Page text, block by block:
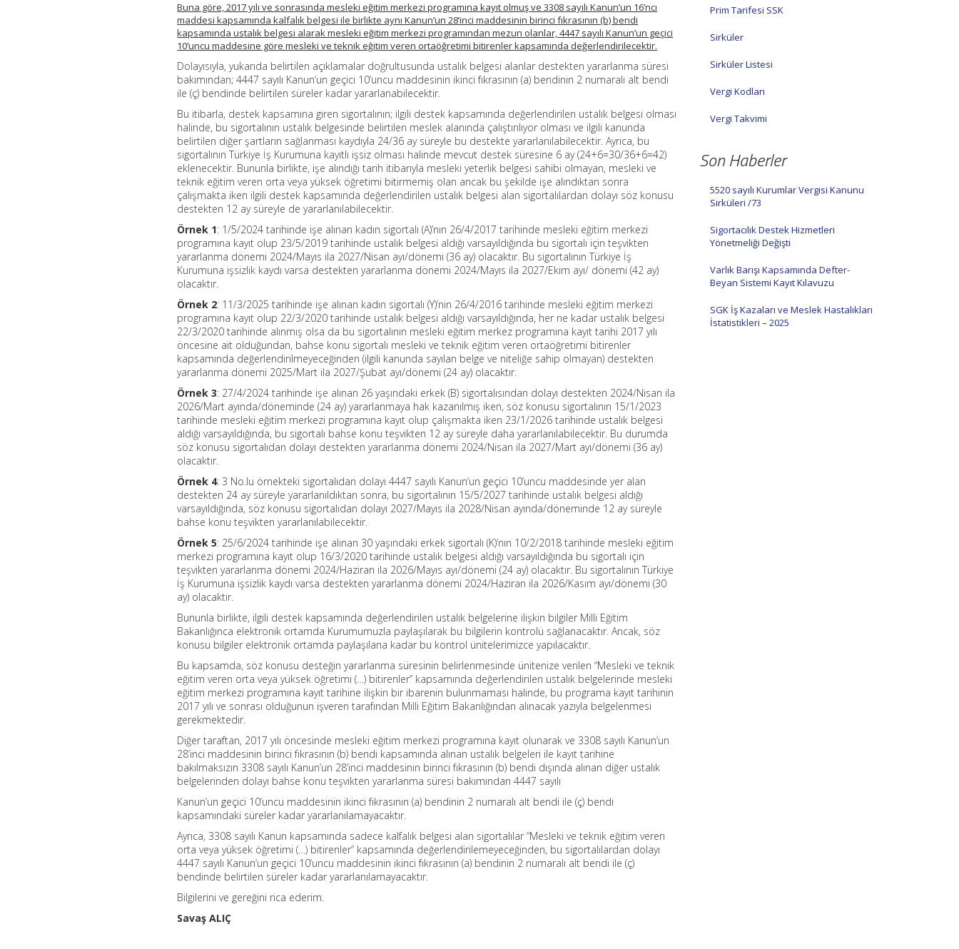
Buna göre, 2017 yılı ve sonrasında mesleki eğitim merkezi programına kayıt olmuş ve 3308 sayılı Kanun’un 16’ncı
maddesi kapsamında kalfalık belgesi ile birlikte aynı Kanun’un 28’inci maddesinin birinci fıkrasının (b) bendi
kapsamında ustalık belgesi alarak mesleki eğitim merkezi programından mezun olanlar, 4447 sayılı Kanun’un geçici
10’uncu maddesine göre mesleki ve teknik eğitim veren ortaöğretimi bitirenler kapsamında değerlendirilecektir.
Dolayısıyla, yukarıda belirtilen açıklamalar doğrultusunda ustalık belgesi alanlar destekten yararlanma süresi
bakımından; 4447 sayılı Kanun’un geçici 10’uncu maddesinin ikinci fıkrasının (a) bendinin 2 numaralı alt bendi
ile (ç) bendinde belirtilen süreler kadar yararlanabilecektir.
Bu itibarla, destek kapsamına giren sigortalının; ilgili destek kapsamında değerlendirilen ustalık belgesi olması
halinde, bu sigortalının ustalık belgesinde belirtilen meslek alanında çalıştırılıyor olması ve ilgili kanunda
belirtilen diğer şartların sağlanması kaydıyla 24/36 ay süreyle bu destekte yararlanılabilecektir. Ayrıca, bu
sigortalının Türkiye İş Kurumuna kayıtlı işsiz olması halinde mevcut destek süresine 6 ay (24+6=30/36+6=42)
eklenecektir. Bununla birlikte, işe alındığı tarih itibarıyla mesleki yeterlik belgesi sahibi olmayan, mesleki ve
teknik eğitim veren orta veya yüksek öğretimi bitirmemiş olan ancak bu şekilde işe alındıktan sonra
çalışmakta iken ilgili destek kapsamında değerlendirilen ustalık belgesi alan sigortalılardan dolayı söz konusu
destekten 12 ay süreyle de yararlanılabilecektir.
Örnek 1: 1/5/2024 tarihinde işe alınan kadın sigortalı (A)’nın 26/4/2017 tarihinde mesleki eğitim merkezi
programına kayıt olup 23/5/2019 tarihinde ustalık belgesi aldığı varsayıldığında bu sigortalı için teşvikten
yararlanma dönemi 2024/Mayıs ila 2027/Nisan ayı/dönemi (36 ay) olacaktır. Bu sigortalının Türkiye İş
Kurumuna işsizlik kaydı varsa destekten yararlanma dönemi 2024/Mayıs ila 2027/Ekim ayı/ dönemi (42 ay)
olacaktır.
Örnek 2: 11/3/2025 tarihinde işe alınan kadın sigortalı (Y)’nin 26/4/2016 tarihinde mesleki eğitim merkezi
programına kayıt olup 22/3/2020 tarihinde ustalık belgesi aldığı varsayıldığında, her ne kadar ustalık belgesi
22/3/2020 tarihinde alınmış olsa da bu sigortalının mesleki eğitim merkez programına kayıt tarihi 2017 yılı
öncesine ait olduğundan, bahse konu sigortalı mesleki ve teknik eğitim veren ortaöğretimi bitirenler
kapsamında değerlendirilmeyeceğinden (ilgili kanunda sayılan belge ve niteliğe sahip olmayan) destekten
yararlanma dönemi 2025/Mart ila 2027/Şubat ayı/dönemi (24 ay) olacaktır.
Örnek 3: 27/4/2024 tarihinde işe alınan 26 yaşındaki erkek (B) sigortalısından dolayı destekten 2024/Nisan ila
2026/Mart ayında/döneminde (24 ay) yararlanmaya hak kazanılmış iken, söz konusu sigortalının 15/1/2023
tarihinde mesleki eğitim merkezi programına kayıt olup çalışmakta iken 23/1/2026 tarihinde ustalık belgesi
aldığı varsayıldığında, bu sigortalı bahse konu teşvikten 12 ay süreyle daha yararlanılabilecektir. Bu durumda
söz konusu sigortalıdan dolayı destekten yararlanma dönemi 2024/Nisan ila 2027/Mart ayı/dönemi (36 ay)
olacaktır.
Örnek 4: 3 No.lu örnekteki sigortalıdan dolayı 4447 sayılı Kanun’un geçici 10’uncu maddesinde yer alan
destekten 24 ay süreyle yararlanıldıktan sonra, bu sigortalının 15/5/2027 tarihinde ustalık belgesi aldığı
varsayıldığında, söz konusu sigortalıdan dolayı 2027/Mayıs ila 2028/Nisan ayında/döneminde 12 ay süreyle
bahse konu teşvikten yararlanılabilecektir.
Örnek 5: 25/6/2024 tarihinde işe alınan 30 yaşındaki erkek sigortalı (K)’nın 10/2/2018 tarihinde mesleki eğitim
merkezi programına kayıt olup 16/3/2020 tarihinde ustalık belgesi aldığı varsayıldığında bu sigortalı için
teşvikten yararlanma dönemi 2024/Haziran ila 2026/Mayıs ayı/dönemi (24 ay) olacaktır. Bu sigortalının Türkiye
İş Kurumuna işsizlik kaydı varsa destekten yararlanma dönemi 2024/Haziran ila 2026/Kasım ayı/dönemi (30
ay) olacaktır.
Bununla birlikte, ilgili destek kapsamında değerlendirilen ustalık belgelerine ilişkin bilgiler Milli Eğitim
Bakanlığınca elektronik ortamda Kurumumuzla paylaşılarak bu bilgilerin kontrolü sağlanacaktır. Ancak, söz
konusu bilgiler elektronik ortamda paylaşılana kadar bu kontrol ünitelerimizce yapılacaktır.
Bu kapsamda, söz konusu desteğin yararlanma süresinin belirlenmesinde ünitenize verilen “Mesleki ve teknik
eğitim veren orta veya yüksek öğretimi (…) bitirenler” kapsamında değerlendirilen ustalık belgelerinde mesleki
eğitim merkezi programına kayıt tarihine ilişkin bir ibarenin bulunmaması halinde, bu programa kayıt tarihinin
2017 yılı ve sonrası olduğunun işveren tarafından Milli Eğitim Bakanlığından alınacak yazıyla belgelenmesi
gerekmektedir.
Diğer taraftan, 2017 yılı öncesinde mesleki eğitim merkezi programına kayıt olunarak ve 3308 sayılı Kanun’un
28’inci maddesinin birinci fıkrasının (b) bendi kapsamında alınan ustalık belgeleri ile kayıt tarihine
bakılmaksızın 3308 sayılı Kanun’un 28’inci maddesinin birinci fıkrasının (b) bendi dışında alınan diğer ustalık
belgelerinden dolayı bahse konu teşvikten yararlanma süresi bakımından 4447 sayılı
Kanun’un geçici 10’uncu maddesinin ikinci fıkrasının (a) bendinin 2 numaralı alt bendi ile (ç) bendi
kapsamındaki süreler kadar yararlanılamayacaktır.
Ayrıca, 3308 sayılı Kanun kapsamında sadece kalfalık belgesi alan sigortalılar “Mesleki ve teknik eğitim veren
orta veya yüksek öğretimi (…) bitirenler” kapsamında değerlendirilemeyeceğinden, bu sigortalılardan dolayı
4447 sayılı Kanun’un geçici 10’uncu maddesinin ikinci fıkrasının (a) bendinin 2 numaralı alt bendi ile (ç)
bendinde belirtilen süreler kadar yararlanılamayacaktır.
Bilgilerini ve gereğini rica ederim.
Savaş ALIÇ
Prim Tarifesi SSK
Sirküler
Sirküler Listesi
Vergi Kodları
Vergi Takvimi
Son Haberler
5520 sayılı Kurumlar Vergisi Kanunu
Sirküleri /73
Sigortacılık Destek Hizmetleri
Yönetmeliği Değişti
Varlık Barışı Kapsamında Defter-
Beyan Sistemi Kayıt Kılavuzu
SGK İş Kazaları ve Meslek Hastalıkları
İstatistikleri – 2025